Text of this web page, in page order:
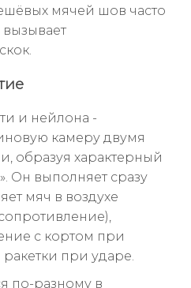
мячей шов часто
и нейлона -
камеру двумя
образуя характерный
Он выполняет сразу
мяч в воздухе
с кортом при
ракетки при ударе.
по-разному в